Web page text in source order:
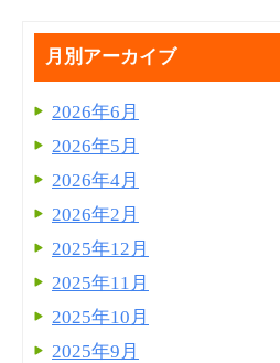
月別アーカイブ
2026年6月
2026年5月
2026年4月
2026年2月
2025年12月
2025年11月
2025年10月
2025年9月